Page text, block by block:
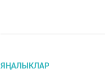
ЯҢАЛЫКЛАР